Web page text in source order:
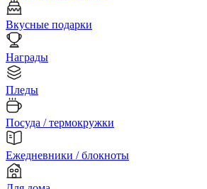
Вкусные подарки
Награды
Пледы
Посуда / термокружки
Ежедневники / блокноты